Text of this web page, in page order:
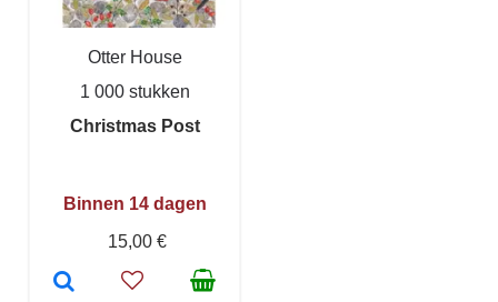
Otter House
1 000 stukken
Christmas Post
Binnen 14 dagen
15,00 €